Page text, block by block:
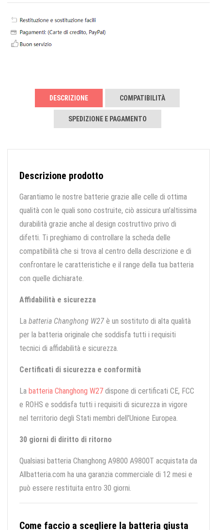
DESCRIZIONE COMPATIBILITÀ
SPEDIZIONE E PAGAMENTO
Descrizione prodotto
Garantiamo le nostre batterie grazie alle celle di ottima
qualità con le quali sono costruite, ciò assicura un’altissima
durabilità grazie anche al design costruttivo privo di
difetti. Ti preghiamo di controllare la scheda delle
compatibilità che si trova al centro della descrizione e di
confrontare le caratteristiche e il range della tua batteria
con quelle dichiarate.
Affidabilità e sicurezza
La batteria Changhong W27 è un sostituto di alta qualità
per la batteria originale che soddisfa tutti i requisiti
tecnici di affidabilità e sicurezza.
Certificati di sicurezza e conformità
La batteria Changhong W27 dispone di certificati CE, FCC
e ROHS e soddisfa tutti i requisiti di sicurezza in vigore
nel territorio degli Stati membri dell'Unione Europea.
30 giorni di diritto di ritorno
Qualsiasi batteria Changhong A9800 A9800T acquistata da
Allbatteria.com ha una garanzia commerciale di 12 mesi e
può essere restituita entro 30 giorni.
Come faccio a scegliere la batteria giusta